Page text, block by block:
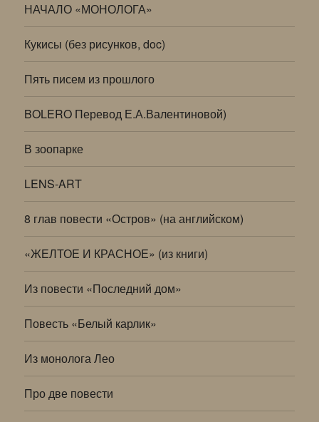
НАЧАЛО «МОНОЛОГА»
Кукисы (без рисунков, doc)
Пять писем из прошлого
BOLERO Перевод Е.А.Валентиновой)
В зоопарке
LENS-ART
8 глав повести «Остров» (на английском)
«ЖЕЛТОЕ И КРАСНОЕ» (из книги)
Из повести «Последний дом»
Повесть «Белый карлик»
Из монолога Лео
Про две повести